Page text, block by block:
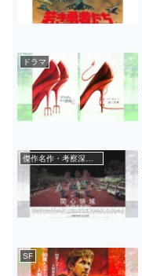
ドラマ
傑作名作・考察深掘り
SF